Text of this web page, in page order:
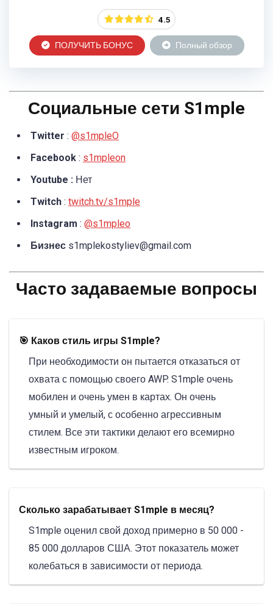
4.5
ПОЛУЧИТЬ БОНУС Полный обзор
Социальные сети S1mple
Twitter : @s1mpleO
Facebook : s1mpleon
Youtube : Нет
Twitch : twitch.tv/s1mple
Instagram : @s1mpleo
Бизнес s1mplekostyliev@gmail.com
Часто задаваемые вопросы
🎯 Каков стиль игры S1mple?
При необходимости он пытается отказаться от
охвата с помощью своего AWP. S1mple очень
мобилен и очень умен в картах. Он очень
умный и умелый, с особенно агрессивным
стилем. Все эти тактики делают его всемирно
известным игроком.
Сколько зарабатывает S1mple в месяц?
S1mple оценил свой доход примерно в 50 000 -
85 000 долларов США. Этот показатель может
колебаться в зависимости от периода.